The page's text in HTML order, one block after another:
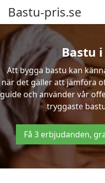
Bastu-pris.se
Bastu
Att bygga bastu kan
när det gäller att jämföra
guide och använder vår
tryggaste
Få 3 erbjudanden,